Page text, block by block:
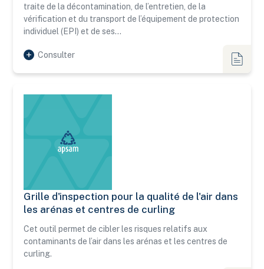
traite de la décontamination, de l’entretien, de la
vérification et du transport de l’équipement de protection
individuel (EPI) et de ses…
Consulter
Fiches
Grille d'inspection pour la qualité de l'air dans les arénas
Grille d'inspection pour la qualité de l'air dans
les arénas et centres de curling
Cet outil permet de cibler les risques relatifs aux
contaminants de l’air dans les arénas et les centres de
curling.